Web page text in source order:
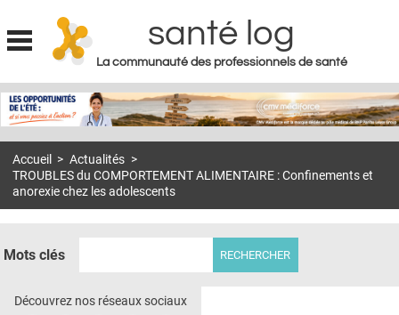
Jump to navigation
santé log
La communauté des professionnels de santé
MON COMPTE
S'ABONNER À LA REVUE SOIN À DOMICILE
E-REVUE SAD
Accueil > Actualités >
TROUBLES du COMPORTEMENT ALIMENTAIRE : Confinements et
anorexie chez les adolescents
Mots clés
Découvrez nos réseaux sociaux